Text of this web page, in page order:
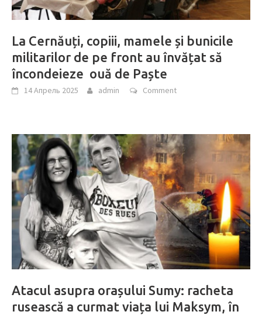
La Cernăuți, copiii, mamele și bunicile
militarilor de pe front au învățat să
încondeieze ouă de Paște
14 Апрель 2025 admin Comment
Atacul asupra orașului Sumy: racheta
rusească a curmat viața lui Maksym, în